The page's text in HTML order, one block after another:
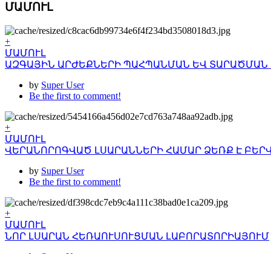
ՄԱՄՈՒԼ
+
ՄԱՄՈՒԼ
ԱԶԳԱՅԻՆ ԱՐԺԵՔՆԵՐԻ ՊԱՀՊԱՆՄԱՆ ԵՎ ՏԱՐԱԾՄԱՆ
by Super User
Be the first to comment!
+
ՄԱՄՈՒԼ
ՎԵՐԱՆՈՐՈԳՎԱԾ ԼՍԱՐԱՆՆԵՐԻ ՀԱՄԱՐ ՁԵՌՔ Է
by Super User
Be the first to comment!
+
ՄԱՄՈՒԼ
ՆՈՐ ԼՍԱՐԱՆ ՀԵՌԱՈՒՍՈՒՑՄԱՆ ԼԱԲՈՐԱՏՈՐԻԱՅՈՒՄ